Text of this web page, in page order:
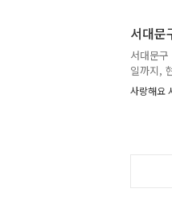
세요! 지
득공제
사회 소
자세히
서대문
서대문
일까지,
체를 대
조사」
사랑해요